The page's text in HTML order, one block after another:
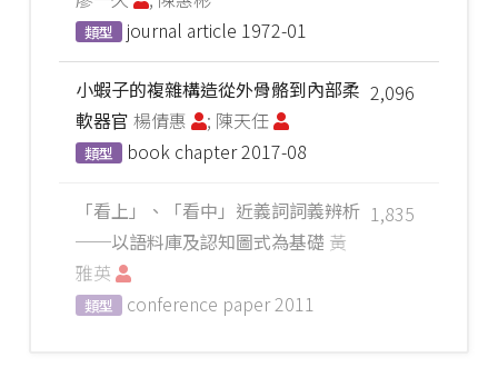
類型 journal article 1972-01
2,096
小蝦子的複雜構造從外骨骼到內部柔
軟器官 楊倩惠 ; 陳天任
類型 book chapter2017-08
1,835
「看上」、「看中」近義詞詞義辨析
──以語料庫及認知圖式為基礎 黃
雅英
類型 conference paper2011